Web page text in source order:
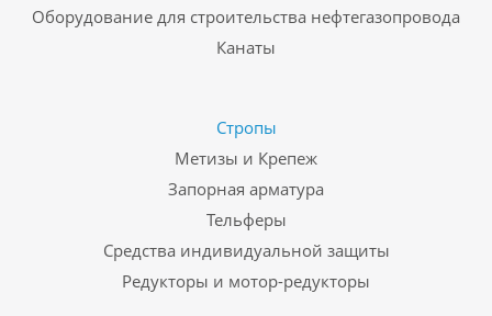
Оборудование для строительства нефтегазопровода
Канаты
Стропы
Метизы и Крепеж
Запорная арматура
Тельферы
Средства индивидуальной защиты
Редукторы и мотор-редукторы